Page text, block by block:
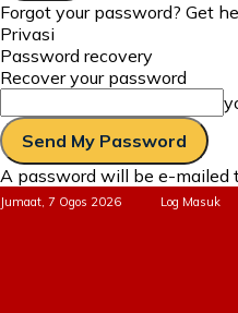
Forgot your password? Get
Privasi
Password recovery
Recover your password
A password will be e-mailed
Jumaat, 7 Ogos 2026 Log Masuk